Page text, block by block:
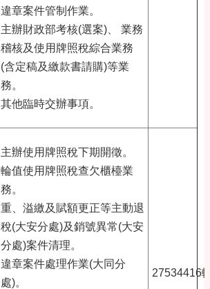
違章案件管制作業。
主辦財政部考核(選案)
業務
稽核及使用牌照稅綜合業務
(含定稿及繳款書請購)等業
務。
其他臨時交辦事項。
主辦使用牌照稅下期開徵。
輪值使用牌照稅查欠櫃檯業
務。
重、溢繳及賦額更正等主動退
稅(大安分處)及銷號異常(大安
分處)案件清理。
違章案件處理作業(大同分
處)。
27534416